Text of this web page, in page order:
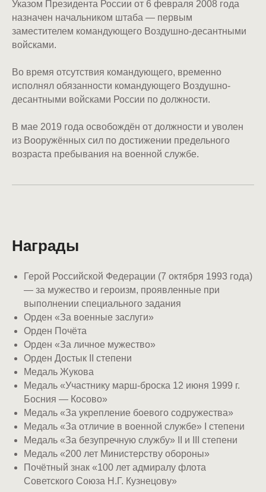
Указом Президента России от 6 февраля 2008 года
назначен начальником штаба — первым
заместителем командующего Воздушно-десантными
войсками.
Во время отсутствия командующего, временно
исполнял обязанности командующего Воздушно-
десантными войсками России по должности.
В мае 2019 года освобождён от должности и уволен
из Вооружённых сил по достижении предельного
возраста пребывания на военной службе.
Награды
Герой Российской Федерации (7 октября 1993 года)
— за мужество и героизм, проявленные при
выполнении специального задания
Орден «За военные заслуги»
Орден Почёта
Орден «За личное мужество»
Орден Достык II степени
Медаль Жукова
Медаль «Участнику марш-броска 12 июня 1999 г.
Босния — Косово»
Медаль «За укрепление боевого содружества»
Медаль «За отличие в военной службе» I степени
Медаль «За безупречную службу» II и III степени
Медаль «200 лет Министерству обороны»
Почётный знак «100 лет адмиралу флота
Советского Союза Н.Г. Кузнецову»